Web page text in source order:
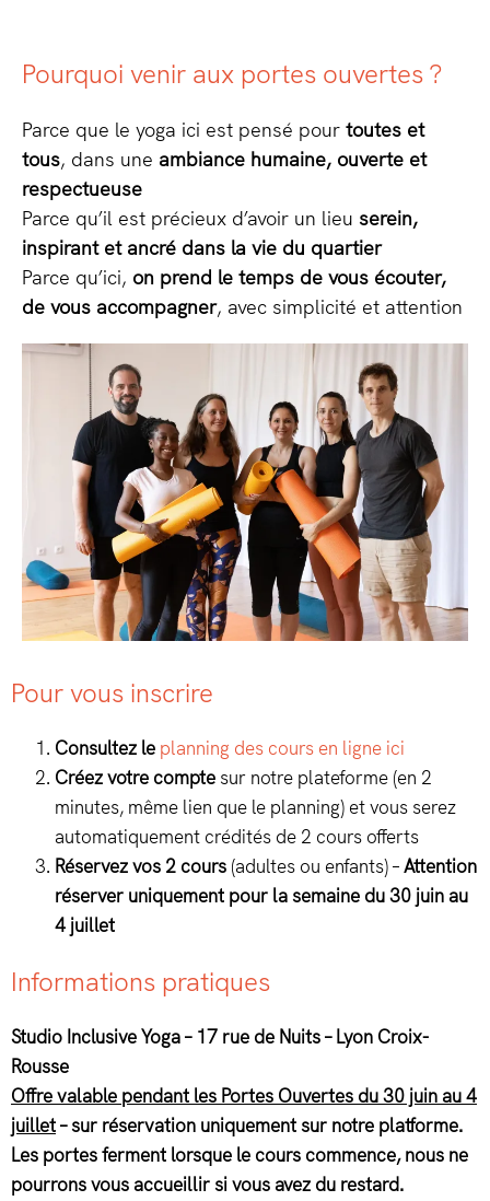
Pourquoi venir aux portes ouvertes ?
Parce que le yoga ici est pensé pour toutes et
tous, dans une ambiance humaine, ouverte et
respectueuse
Parce qu’il est précieux d’avoir un lieu serein,
inspirant et ancré dans la vie du quartier
Parce qu’ici, on prend le temps de vous écouter,
de vous accompagner, avec simplicité et attention
Pour vous inscrire
Consultez le planning des cours en ligne ici
Créez votre compte sur notre plateforme (en 2
minutes, même lien que le planning) et vous serez
automatiquement crédités de 2 cours offerts
Réservez vos 2 cours (adultes ou enfants) –Attention
réserver uniquement pour la semaine du 30 juin au
4 juillet
Informations pratiques
Studio Inclusive Yoga – 17 rue de Nuits – Lyon Croix-
Rousse
Offre valable pendant les Portes Ouvertes du 30 juin au 4
juillet– sur réservation uniquement sur notre platforme.
Les portes ferment lorsque le cours commence, nous ne
pourrons vous accueillir si vous avez du restard.